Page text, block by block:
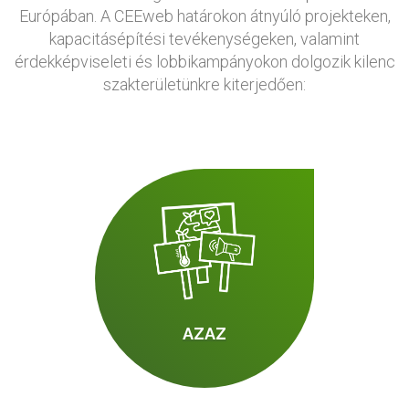
Európában. A CEEweb határokon átnyúló projekteken,
kapacitásépítési tevékenységeken, valamint
érdekképviseleti és lobbikampányokon dolgozik kilenc
szakterületünkre kiterjedően:
AZAZ